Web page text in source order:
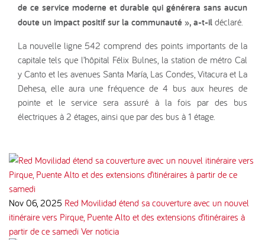
de ce service moderne et durable qui générera sans aucun
doute un impact positif sur la communauté », a-t-il déclaré.
La nouvelle ligne 542 comprend des points importants de la
capitale tels que l’hôpital Félix Bulnes, la station de métro Cal
y Canto et les avenues Santa María, Las Condes, Vitacura et La
Dehesa, elle aura une fréquence de 4 bus aux heures de
pointe et le service sera assuré à la fois par des bus
électriques à 2 étages, ainsi que par des bus à 1 étage.
Nov 06, 2025 Red Movilidad étend sa couverture avec un nouvel
itinéraire vers Pirque, Puente Alto et des extensions d’itinéraires à
partir de ce samedi Ver noticia